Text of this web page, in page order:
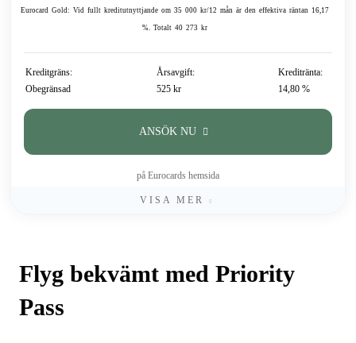
Eurocard Gold: Vid fullt kreditutnyttjande om 35 000 kr/12 mån är den effektiva räntan 16,17
%. Totalt 40 273 kr
Kreditgräns:
Obegränsad
Årsavgift:
525 kr
Kreditränta:
14,80 %
ANSÖK NU
på Eurocards hemsida
VISA MER
Flyg bekvämt med Priority
Pass